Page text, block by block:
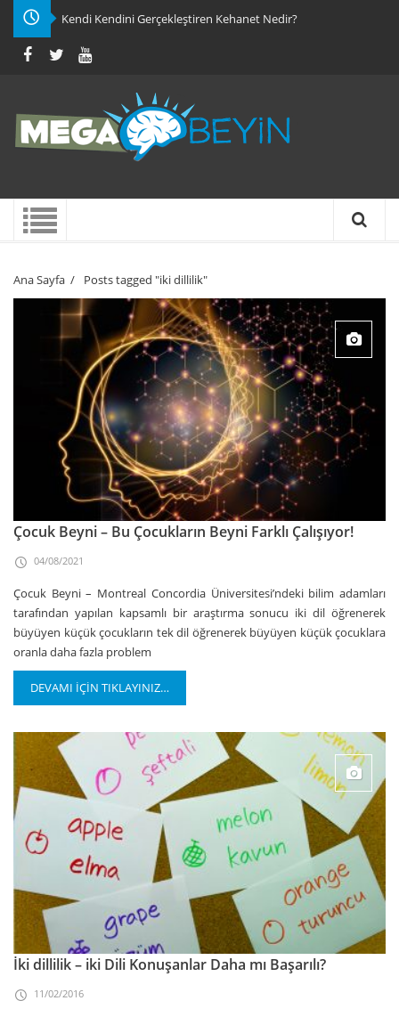
Kendi Kendini Gerçekleştiren Kehanet Nedir?
Ana Sayfa / Posts tagged "iki dillilik"
Çocuk Beyni – Bu Çocukların Beyni Farklı Çalışıyor!
04/08/2021
Çocuk Beyni – Montreal Concordia Üniversitesi’ndeki bilim adamları
tarafından yapılan kapsamlı bir araştırma sonucu iki dil öğrenerek
büyüyen küçük çocukların tek dil öğrenerek büyüyen küçük çocuklara
oranla daha fazla problem
DEVAMI İÇİN TIKLAYINIZ…
İki dillilik – iki Dili Konuşanlar Daha mı Başarılı?
11/02/2016